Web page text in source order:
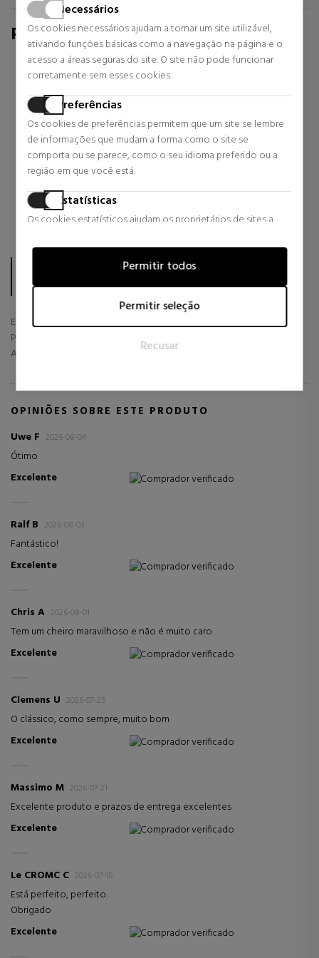
Necessários
Os cookies necessários ajudam a tornar um site utilizável,
ativando funções básicas como a navegação na página e o
acesso a áreas seguras do site. O site não pode funcionar
corretamente sem esses cookies.
Preferências
Os cookies de preferências permitem que um site se lembre
de informações que mudam a forma como o site se
comporta ou se parece, como o seu idioma preferido ou a
região em que você está.
Estatísticas
Os cookies estatísticos ajudam os proprietários de sites a
coletando e fornecendo informações de forma anônima.
Os cookies de marketing são usados para rastrear visitantes
em sites. A intenção é exibir anúncios que sejam relevantes e
atraentes para o usuário individual e, portanto, mais valiosos
para editores e anunciantes terceirizados.
Permitir todos
Permitir seleção
Recusar
REVIEWS FOR SABINA.COM/EN
4.87/5.00
Excellent
56 reviews in the last 12 months
5 stars 86 %
4 stars
3 stars
0%
2 stars
0 %
A pontuação é calculada com base em 56 revisões de clientes
No total, sabinastore.com/pt já recolheu 56 classificações.
Entrega
Produto
Atendimento ao cliente
OPINIÕES SOBRE ESTE PRODUTO
Uwe F 2026-08-04
Ótimo
Excelente
Comprador verificado
Ralf B 2026-08-03
Fantástico!
Excelente
Comprador verificado
Chris A 2026-08-01
Tem um cheiro maravilhoso e não é muito caro
Excelente
Comprador verificado
Clemens U 2026-07-25
O clássico, como sempre, muito bom
Excelente
Comprador verificado
Massimo M 2026-07-21
Excelente produto e prazos de entrega excelentes
Excelente
Comprador verificado
Le CROMC C 2026-07-15
Está perfeito, perfeito.
Obrigado
Excelente
Comprador verificado